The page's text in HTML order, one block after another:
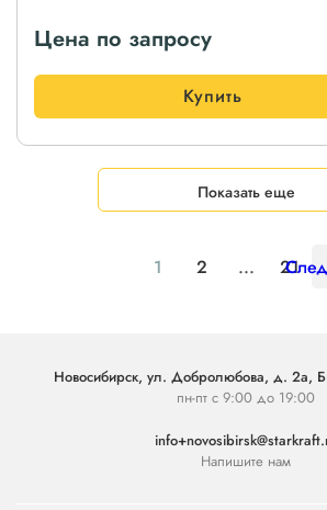
Цена по запросу
Купить
Показать еще
1 2 ... 21
Новосибирск, ул. Добролюбова, д. 2а,
пн-пт с 9:00 до 19:00
Напишите нам